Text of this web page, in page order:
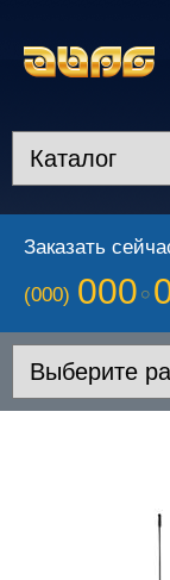
Заказать
(000) 000